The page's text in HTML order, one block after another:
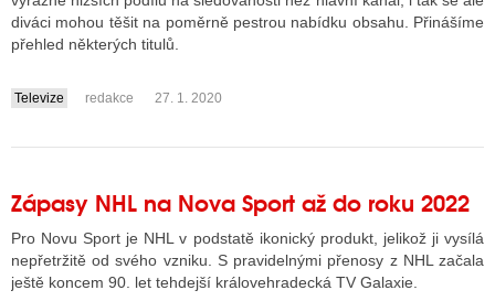
TELEVIZÍ
INTERNET
RÁDIA
diváci mohou těšit na poměrně pestrou nabídku obsahu. Přinášíme
přehled některých titulů.
....
Televize redakce 27. 1. 2020
Zápasy NHL na Nova Sport až do roku 2022
Pro Novu Sport je NHL v podstatě ikonický produkt, jelikož ji vysílá
nepřetržitě od svého vzniku. S pravidelnými přenosy z NHL začala
ještě koncem 90. let tehdejší královehradecká TV Galaxie.